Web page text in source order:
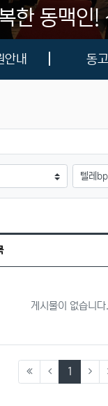
한 동맥인!
안내 동
검색어
게시물이 없습니다.
1